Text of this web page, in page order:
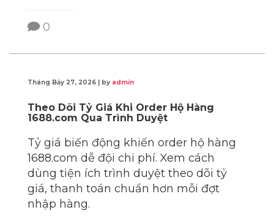
0
Tháng Bảy 27, 2026 | by admin
Theo Dõi Tỷ Giá Khi Order Hộ Hàng
1688.com Qua Trình Duyệt
Tỷ giá biến động khiến order hộ hàng
1688.com dễ đội chi phí. Xem cách
dùng tiện ích trình duyệt theo dõi tỷ
giá, thanh toán chuẩn hơn mỗi đợt
nhập hàng.